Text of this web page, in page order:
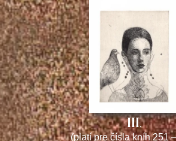
III.
(platí pre čísla kníh 251